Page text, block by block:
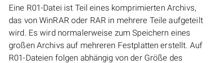
Eine R01-Datei ist Teil eines komprimierten Archivs,
das von WinRAR oder RAR in mehrere Teile aufgeteilt
wird. Es wird normalerweise zum Speichern eines
großen Archivs auf mehreren Festplatten erstellt. Auf
R01-Dateien folgen abhängig von der Größe des